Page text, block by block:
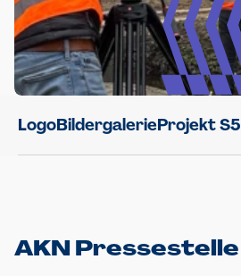
LogoBildergalerieProjekt S5
AKN Pressestelle